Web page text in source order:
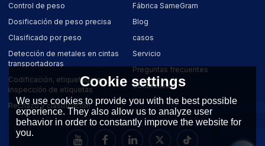
Control de peso
Dosificación de peso precisa
Clasificado por peso
Detección de metales en cintas
transportadoras
Codificación, etiquetado e
inspección de etiquetas
Rechazo y clasificación
Fábrica SameGram
Blog
casos
Servicio
Preguntas frecuentes
Contáctanos
Cookie settings
We use cookies to provide you with the best possible
experience. They also allow us to analyze user
behavior in order to constantly improve the website for
you.